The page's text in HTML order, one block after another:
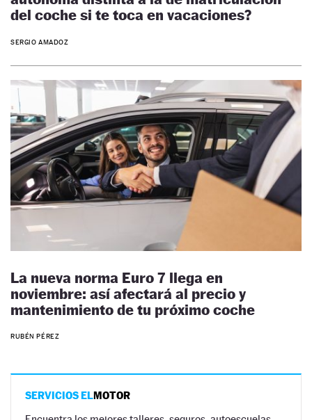
del coche si te toca en vacaciones?
SERGIO AMADOZ
La nueva norma Euro 7 llega en
noviembre: así afectará al precio y
mantenimiento de tu próximo coche
RUBÉN PÉREZ
SERVICIOS ELMOTOR